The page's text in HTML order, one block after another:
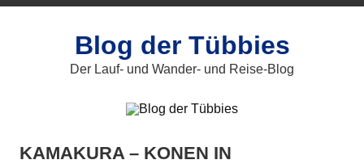
Zum
Blog der Tübbies
Der Lauf- und Wander- und Reise-Blog
KAMAKURA – KONEN IN